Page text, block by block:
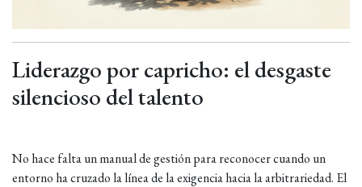
Liderazgo por capricho: el desgaste
silencioso del talento
No hace falta un manual de gestión para reconocer cuando un
entorno ha cruzado la línea de la exigencia hacia la arbitrariedad. El